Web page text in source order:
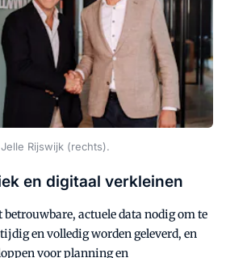
Rijswijk (rechts).
en digitaal verkleinen
actuele data nodig om te
en volledig worden geleverd, en
voor planning en